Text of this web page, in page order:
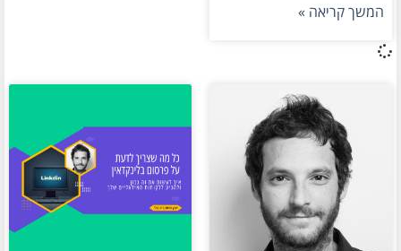
המשך קריאה »